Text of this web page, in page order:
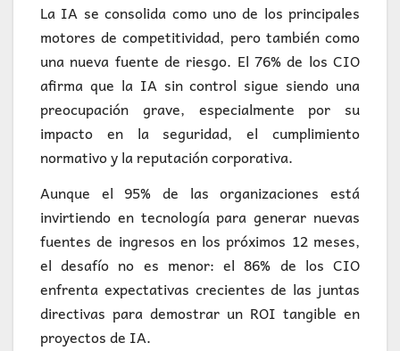
La IA se consolida como uno de los principales
motores de competitividad, pero también como
una nueva fuente de riesgo. El 76% de los CIO
afirma que la IA sin control sigue siendo una
preocupación grave, especialmente por su
impacto en la seguridad, el cumplimiento
normativo y la reputación corporativa.
Aunque el 95% de las organizaciones está
invirtiendo en tecnología para generar nuevas
fuentes de ingresos en los próximos 12 meses,
el desafío no es menor: el 86% de los CIO
enfrenta expectativas crecientes de las juntas
directivas para demostrar un ROI tangible en
proyectos de IA.